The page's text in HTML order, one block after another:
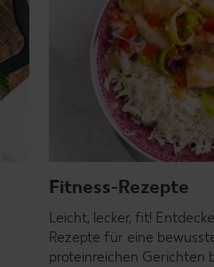
Fitness-Rezepte
Leicht, lecker, fit!
Rezepte für eine
proteinreichen Gerichten